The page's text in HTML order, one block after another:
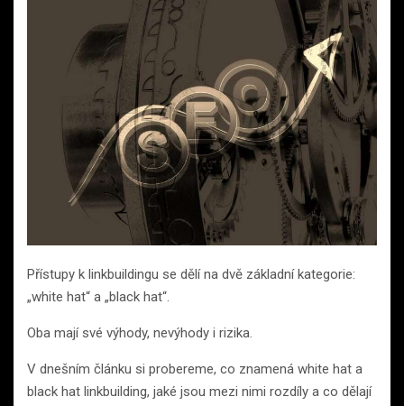
Přístupy k linkbuildingu se dělí na dvě základní kategorie:
„white hat“ a „black hat“.
Oba mají své výhody, nevýhody i rizika.
V dnešním článku si probereme, co znamená white hat a
black hat linkbuilding, jaké jsou mezi nimi rozdíly a co dělají